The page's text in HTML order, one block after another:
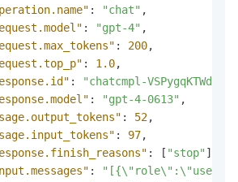
: "chat" ,
: "gpt-4" ,
: 200,
: 1.0,
:
"chatcmpl-
: "gpt-4-0613" ,
: 52,
: 97,
: [ "stop" ]
: